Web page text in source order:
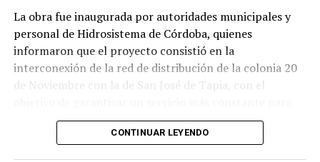
Municipal, Luz del Carmen Lezama Rodríguez, y la
coordinadora de Bienestar Social, Dennis Araceli Lira
Tosqui.
También participaron Lisset Dalila Rojas Moreno,
Emprender el Vuelo.
La obra fue inaugurada por autoridades municipales y
personal de Hidrosistema de Córdoba, quienes
informaron que el proyecto consistió en la
interconexión de la red de distribución de la colonia 20
de Noviembre con la de San José de Tapia, con el
los usuarios.
CONTINUAR LEYENDO